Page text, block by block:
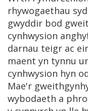
rhywogaethau
gwyddir bod
cynhwysion
darnau teigr ac
maent yn tynnu
cynhwysion hyn
Mae'r
wybodaeth a